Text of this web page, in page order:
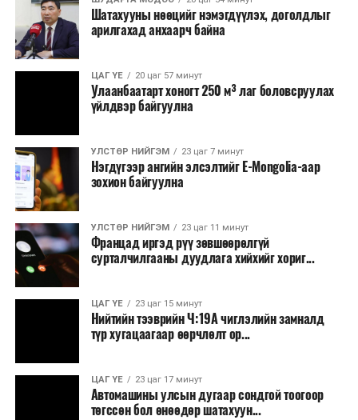
болон арилжааны банкуудтай хамтран стратегийн
бүтээгдэхүүний нөөц бүрдүүлэх, хадгалах, түгээх,
борлуулах бүх шатанд цахим төлбөрийн баримт
үйлдэж, бүртгэлийг ил тод болгох юм.
2026 оны намар бэлтгэж, 2027 оны хавар худалдаанд
Засаг дарга Б.Пүрэвдагваг онцгойлон анхаарч
ажиллахыг Ерөнхий сайд үүрэг болгожээ.
Нөөцийн махыг цахим системд бүртгэснээр мах
бэлтгэлийн явц, нөөцийн үлдэгдэл ил тод болно. Мөн
хөнгөлөлттэй зээлийг зориулалтын бусаар ашиглах
явдлыг таслан зогсоох, хүртээмжийг нэмэгдүүлэх,
өрсөлдөөнийг бий болгох боломжтой гэж үзжээ.
Иргэд агуулах, үйлдвэрээс махаа шууд худалдан авах,
малчид системээр дамжуулан бүтээгдэхүүнээ
Түүнчлэн түлш, улаанбуудай, хүнсний ногооны нөөц
бүрдүүлэх зоорь, агуулах барих аж ахуйн нэгжүүдэд
Шатахууны нөөцийг нэмэгдүүлэх, доголдлыг
арилгахад анхаарч байна
ЦАГ ҮЕ 20 цаг 57 минут
Улаанбаатарт хоногт 250 м³ лаг боловсруулах
үйлдвэр байгуулна
УЛСТӨР НИЙГЭМ 23 цаг 7 минут
Нэгдүгээр ангийн элсэлтийг E-Mongolia-аар
зохион байгуулна
УЛСТӨР НИЙГЭМ 23 цаг 11 минут
Францад иргэд рүү зөвшөөрөлгүй
сурталчилгааны дуудлага хийхийг хориг...
ЦАГ ҮЕ 23 цаг 15 минут
Нийтийн тээврийн Ч:19А чиглэлийн замналд
түр хугацаагаар өөрчлөлт ор...
ЦАГ ҮЕ 23 цаг 17 минут
Автомашины улсын дугаар сондгой тоогоор
төгссөн бол өнөөдөр шатахуун...